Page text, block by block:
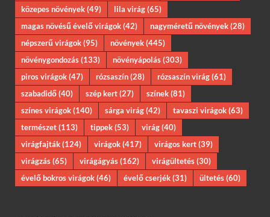
közepes növények(49) lila virág(65)
magas növésű évelő virágok(42) nagyméretű növények(28)
népszerű virágok(95) növények(445)
növénygondozás(133) növényápolás(303)
piros virágok(47) rózsaszín(28) rózsaszín virág(61)
szabadidő(40) szép kert(27) színek(81)
színes virágok(140) sárga virág(42) tavaszi virágok(63)
természet(113) tippek(53) virág(40)
virágfajták(124) virágok(417) virágos kert(39)
virágzás(65) virágágyás(162) virágültetés(30)
évelő bokros virágok(46) évelő cserjék(31) ültetés(60)